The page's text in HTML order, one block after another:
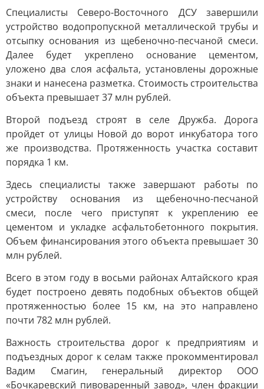
Специалисты Северо-Восточного ДСУ завершили
устройство водопропускной металлической трубы и
отсыпку основания из щебеночно-песчаной смеси.
Далее будет укреплено основание цементом,
уложено два слоя асфальта, установлены дорожные
знаки и нанесена разметка. Стоимость строительства
объекта превышает 37 млн рублей.
Второй подъезд строят в селе Дружба. Дорога
пройдет от улицы Новой до ворот инкубатора того
же производства. Протяженность участка составит
порядка 1 км.
Здесь специалисты также завершают работы по
устройству основания из щебеночно-песчаной
смеси, после чего приступят к укреплению ее
цементом и укладке асфальтобетонного покрытия.
Объем финансирования этого объекта превышает 30
млн рублей.
Всего в этом году в восьми районах Алтайского края
будет построено девять подобных объектов общей
протяженностью более 15 км, на это направлено
почти 782 млн рублей.
Важность строительства дорог к предприятиям и
подъездных дорог к селам также прокомментировал
Вадим Смагин, генеральный директор ООО
«Бочкаревский пивоваренный завод», член фракции